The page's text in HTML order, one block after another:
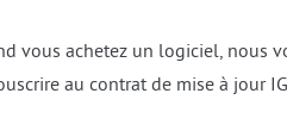
vous achetez un logiciel, nous
au contrat de mise à jour